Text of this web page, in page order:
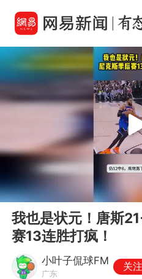
00:00
我也是状元！唐斯
赛13连胜打疯！
小叶子侃球FM
广东
关注